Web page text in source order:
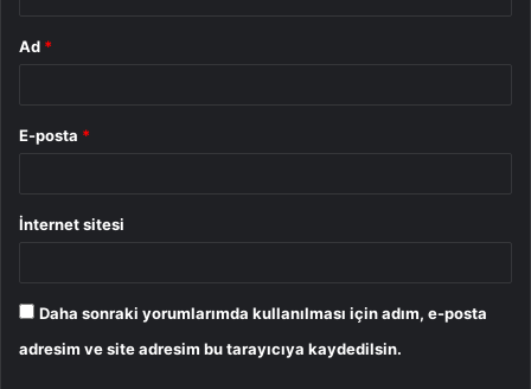
Ad *
E-posta *
İnternet sitesi
Daha sonraki yorumlarımda kullanılması için adım, e-posta
adresim ve site adresim bu tarayıcıya kaydedilsin.